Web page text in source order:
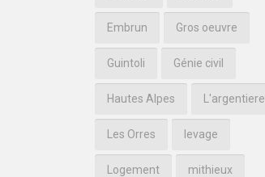
Embrun Gros oeuvre
Guintoli Génie civil
Hautes Alpes L'argentiere
Les Orres levage
Logement mithieux